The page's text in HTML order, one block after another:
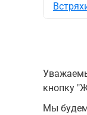
кнопку
Мы будем